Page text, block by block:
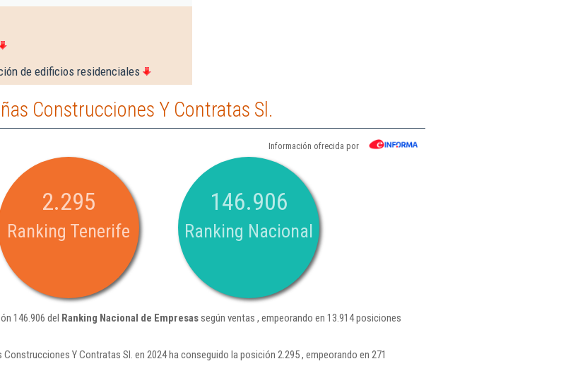
de edificios residenciales
Construcciones Y Contratas Sl.
Información ofrecida por
2.295
Ranking Tenerife
146.906
Ranking Nacional
146.906 del Ranking Nacional de Empresassegún ventas , empeorando en 13.914 posiciones
Y Contratas Sl. en 2024 ha conseguido la posición 2.295 , empeorando en 271